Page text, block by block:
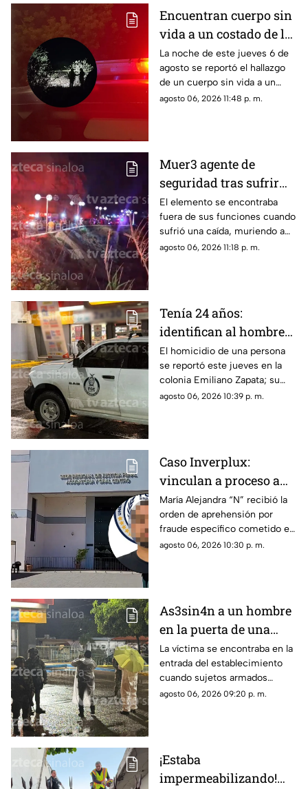
Encuentran cuerpo sin
vida a un costado de la
carretera Culiacán-
Eldorado, en Costa Rica
La noche de este jueves 6 de
agosto se reportó el hallazgo
de un cuerpo sin vida a un
costado de la carretera: estaba
agosto 06, 2026 11:48 p. m.
Muer3 agente de
seguridad tras sufrir
caíd4 desde el Paseo
del Centenario, en
Mazatlán
El elemento se encontraba
fuera de sus funciones cuando
sufrió una caída, muriendo a
causa de múltiples golpes
agosto 06, 2026 11:18 p. m.
Tenía 24 años:
identifican al hombre
as3sin4do en tienda de
conveniencia al sur de
Culiacán
El homicidio de una persona
se reportó este jueves en la
colonia Emiliano Zapata; su
cuerpo quedó justo en la
agosto 06, 2026 10:39 p. m.
Caso Inverplux:
vinculan a proceso a
Isaac Andrey “N” y
detienen a segunda
implicada en
megafraude
María Alejandra “N” recibió la
orden de aprehensión por
fraude específico cometido en
Sinaloa, mientras que el primer
agosto 06, 2026 10:30 p. m.
As3sin4n a un hombre
en la puerta de una
tienda de conveniencia
en la Emiliano Zapata,
Culiacán
La víctima se encontraba en la
entrada del establecimiento
cuando sujetos armados
abrieron fuego contra él
agosto 06, 2026 09:20 p. m.
¡Estaba
impermeabilizando!